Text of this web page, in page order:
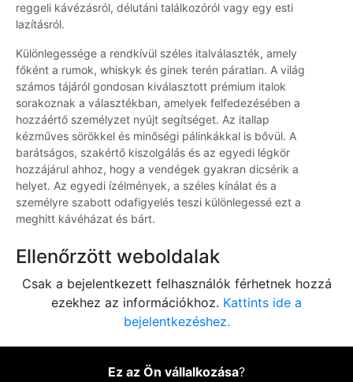
reggeli kávézásról, délutáni találkozóról vagy egy esti
lazításról.
Különlegessége a rendkívül széles italválaszték, amely
főként a rumok, whiskyk és ginek terén páratlan. A világ
számos tájáról gondosan kiválasztott prémium italok
sorakoznak a választékban, amelyek felfedezésében a
hozzáértő személyzet nyújt segítséget. Az itallap
kézműves sörökkel és minőségi pálinkákkal is bővül. A
barátságos, szakértő kiszolgálás és az egyedi légkör
hozzájárul ahhoz, hogy a vendégek gyakran dicsérik a
helyet. Az egyedi ízélmények, a széles kínálat és a
személyre szabott odafigyelés teszi különlegessé ezt a
meghitt kávéházat és bárt.
Ellenőrzött weboldalak
Csak a bejelentkezett felhasználók férhetnek hozzá
ezekhez az információkhoz. Kattints ide a
bejelentkezéshez.
Ez az Ön vállalkozása?